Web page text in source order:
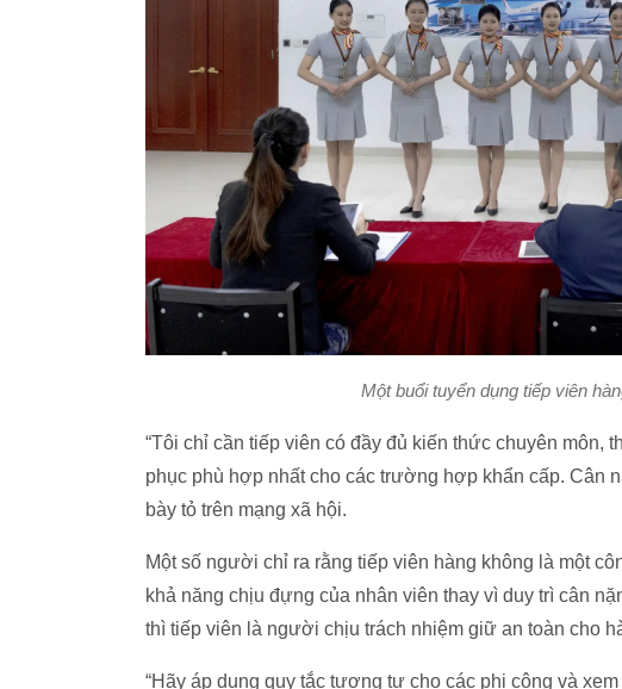
Một buổi tuyển dụng tiếp viên
“Tôi chỉ cần tiếp viên có đầy đủ kiến ​​thức chuyên môn,
phục phù hợp nhất cho các trường hợp khẩn cấp. Cân
bày tỏ trên mạng xã hội.
Một số người chỉ ra rằng tiếp viên hàng không là một
khả năng chịu đựng của nhân viên thay vì duy trì cân
thì tiếp viên là người chịu trách nhiệm giữ an toàn cho
“Hãy áp dụng quy tắc tương tự cho các phi công và